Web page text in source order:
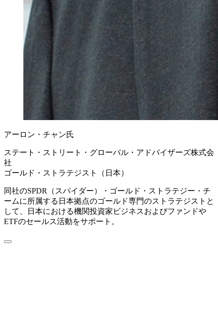
アーロン・チャン氏
ステート・ストリート・グローバル・アドバイザーズ株式会
社
ゴールド・ストラテジスト（日本）
同社のSPDR（スパイダー）・ゴールド・ストラテジー・チ
ームに所属する日本拠点のゴールド専門のストラテジストと
して、日本における機関投資家ビジネスおよびファンドや
ETFのセールス活動をサポート。